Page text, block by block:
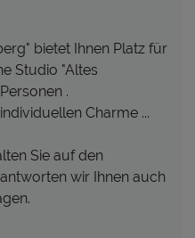
bietet Ihnen Platz für
Studio "Altes
.
Charme ...
Sie auf den
wir Ihnen auch